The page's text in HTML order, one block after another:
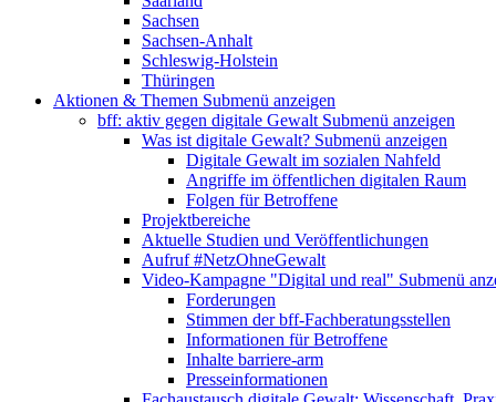
Sachsen
Sachsen-Anhalt
Schleswig-Holstein
Thüringen
Aktionen & Themen Submenü anzeigen
bff: aktiv gegen digitale Gewalt Submenü anzeigen
Was ist digitale Gewalt? Submenü anzeigen
Digitale Gewalt im sozialen Nahfeld
Angriffe im öffentlichen digitalen Raum
Folgen für Betroffene
Projektbereiche
Aktuelle Studien und Veröffentlichungen
Aufruf #NetzOhneGewalt
Video-Kampagne "Digital und real" Submenü
Forderungen
Stimmen der bff-Fachberatungsstellen
Informationen für Betroffene
Inhalte barriere-arm
Presseinformationen